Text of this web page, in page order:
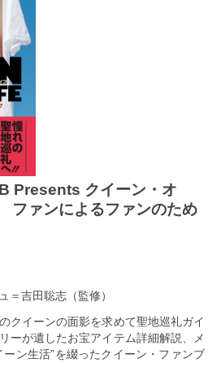
Presents クイーン・オ
ファンによるファンのため
＝吉田聡志（監修）
クイーンの面影を求めて聖地巡礼ガイ
ーが遺したお宝アイテム詳細解説、メ
ーン生活”を綴ったクイーン・ファンブ